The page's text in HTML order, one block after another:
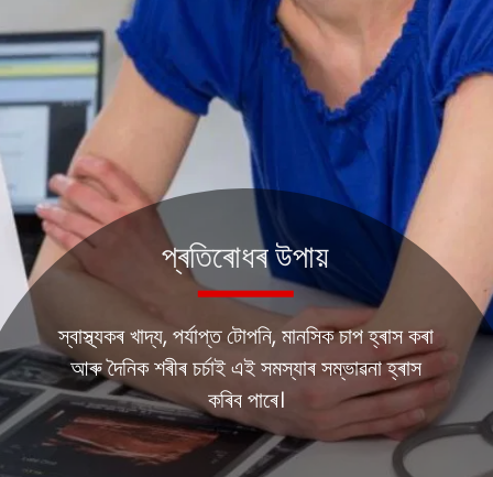
স্বাস্থ্যকৰ খাদ্য, পৰ্যাপ্ত টোপনি, মানসিক চাপ হ্ৰাস কৰা
আৰু দৈনিক শৰীৰ চৰ্চাই এই সমস্যাৰ সম্ভাৱনা হ্ৰাস
কৰিব পাৰে।
প্ৰতিৰোধৰ উপায়